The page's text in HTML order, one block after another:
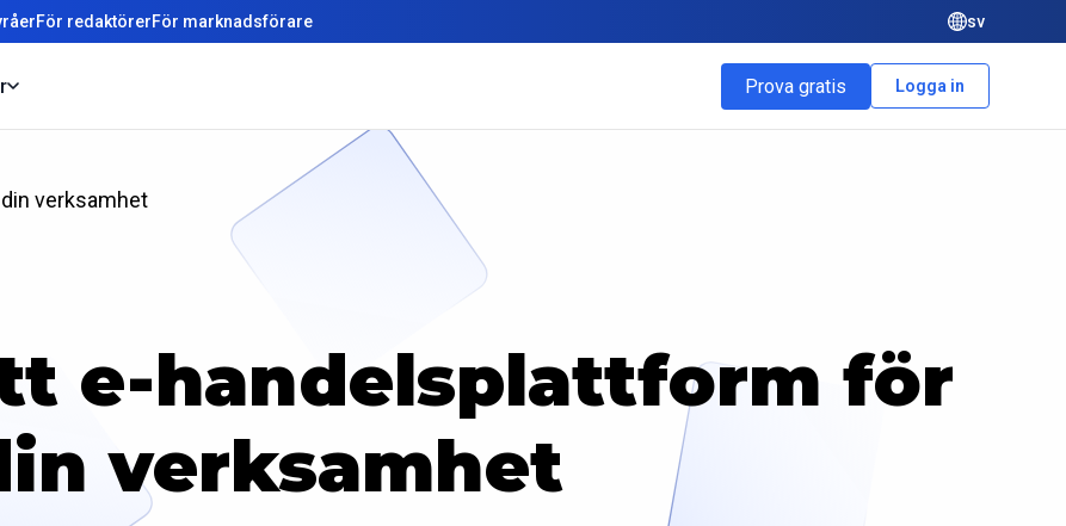
För redaktörerFör marknadsförare sv
Prova gratis Logga in
verksamhet
e-handelsplattform för
verksamhet